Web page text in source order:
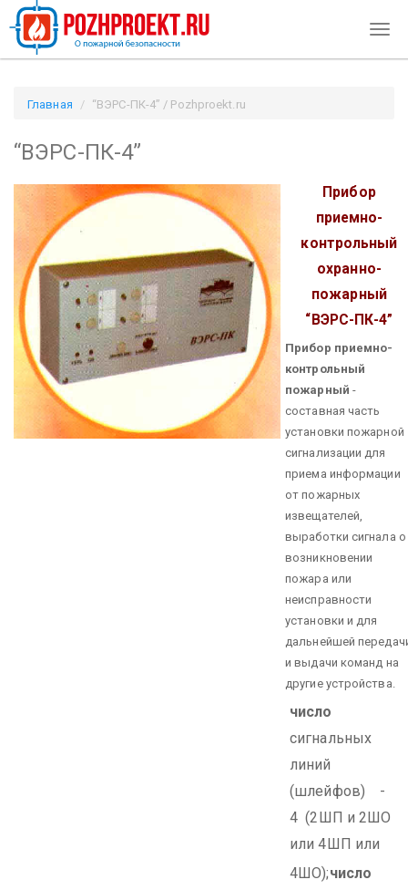
Главная “ВЭРС-ПК-4” / Pozhproekt.ru
“ВЭРС-ПК-4”
Прибор
приемно-
контрольный
охранно-
пожарный
“ВЭРС-ПК-4”
Прибор приемно-
контрольный
пожарный -
составная часть
установки пожарной
сигнализации для
приема информации
от пожарных
извещателей,
выработки сигнала о
возникновении
пожара или
неисправности
установки и для
дальнейшей
и выдачи команд на
другие устройства.
число
сигнальных
линий
(шлейфов) -
4 (2ШП и 2ШО
или 4ШП или
4ШО);число